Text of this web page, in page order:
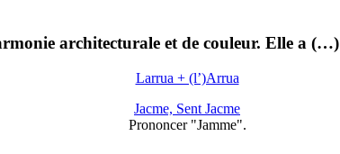
architecturale et de couleur. Elle a (…)
Larrua + (l’)Arrua
Jacme, Sent Jacme
Prononcer "Jamme".